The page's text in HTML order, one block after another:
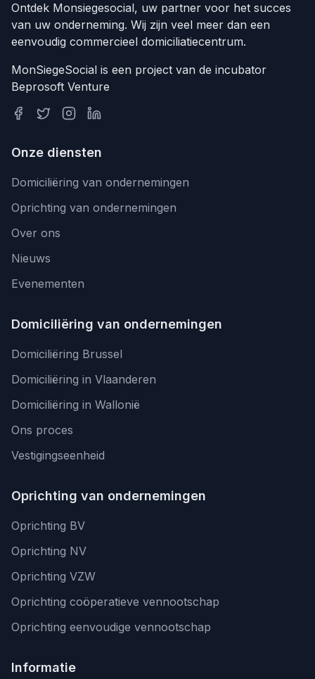
Ontdek Monsiegesocial, uw partner voor het succes
van uw onderneming. Wij zijn veel meer dan een
eenvoudig commercieel domiciliatiecentrum.
MonSiegeSocial is een project van de incubator
Beprosoft Venture
Onze diensten
Domiciliëring van ondernemingen
Oprichting van ondernemingen
Over ons
Nieuws
Evenementen
Domiciliëring van ondernemingen
Domiciliëring Brussel
Domiciliëring in Vlaanderen
Domiciliëring in Wallonië
Ons proces
Vestigingseenheid
Oprichting van ondernemingen
Oprichting BV
Oprichting NV
Oprichting VZW
Oprichting coöperatieve vennootschap
Oprichting eenvoudige vennootschap
Informatie